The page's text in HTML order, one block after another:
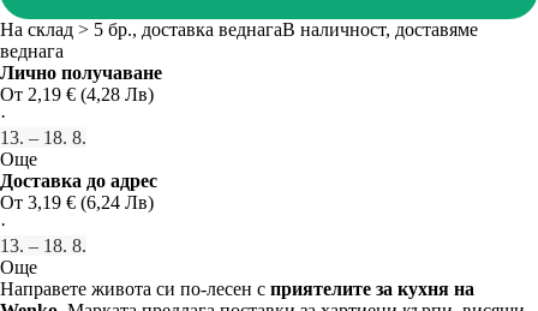
На склад > 5 бр., доставка веднагаВ наличност, доставяме
веднага
Лично получаване
От 2,19 € (4,28 Лв)
·
13. – 18. 8.
Още
Доставка до адрес
От 3,19 € (6,24 Лв)
·
13. – 18. 8.
Още
Направете живота си по-лесен с приятелите за кухня на